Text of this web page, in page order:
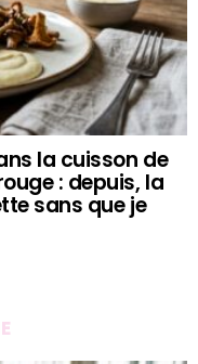
la cuisson de
: depuis, la
sans que je